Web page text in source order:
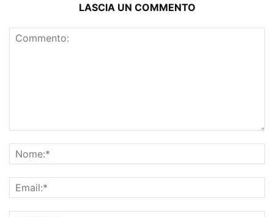
LASCIA UN COMMENTO